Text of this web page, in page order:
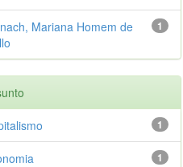
1
Mariana Homem de
1
1